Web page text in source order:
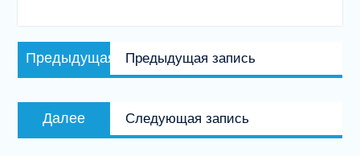
Навигация
по
Предыдущая
запись:
Предыдущая запись
Далее
запись:
Следующая запись